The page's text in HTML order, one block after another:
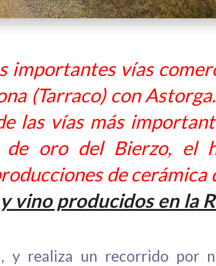
importantes vías
(Tarraco) con
las vías más
oro del Bierzo, el
de cerámica
vino producidos en la
y realiza un recorrido por